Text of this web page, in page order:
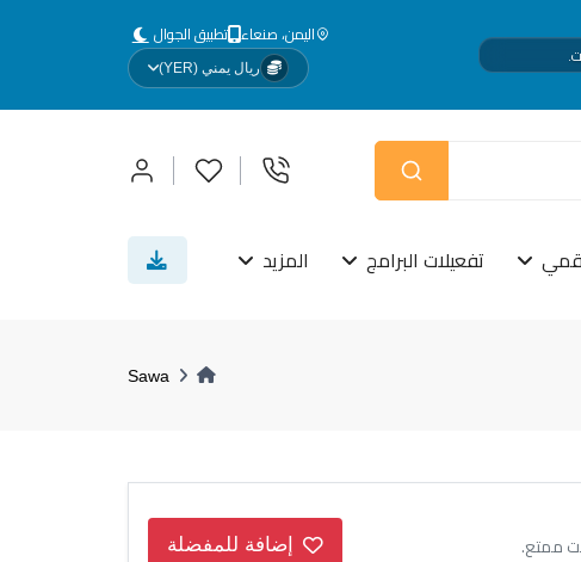
اليمن، صنعاء تطبيق الجوال
ريال يمني (YER)
تفعيلات البرامج المزيد
Sawa
إضافة للمفضلة